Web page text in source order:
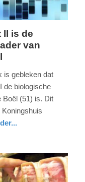
II is de
van
is gebleken dat
de biologische
Boël (51) is. Dit